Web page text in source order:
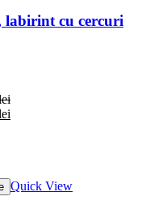
labirint cu cercuri
Quick View